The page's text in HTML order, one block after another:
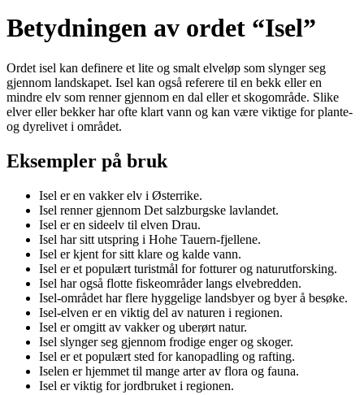
Betydningen av ordet “Isel”
Ordet isel kan definere et lite og smalt elveløp som slynger seg
gjennom landskapet. Isel kan også referere til en bekk eller en
mindre elv som renner gjennom en dal eller et skogområde. Slike
elver eller bekker har ofte klart vann og kan være viktige for plante-
og dyrelivet i området.
Eksempler på bruk
Isel er en vakker elv i Østerrike.
Isel renner gjennom Det salzburgske lavlandet.
Isel er en sideelv til elven Drau.
Isel har sitt utspring i Hohe Tauern-fjellene.
Isel er kjent for sitt klare og kalde vann.
Isel er et populært turistmål for fotturer og naturutforsking.
Isel har også flotte fiskeområder langs elvebredden.
Isel-området har flere hyggelige landsbyer og byer å besøke.
Isel-elven er en viktig del av naturen i regionen.
Isel er omgitt av vakker og uberørt natur.
Isel slynger seg gjennom frodige enger og skoger.
Isel er et populært sted for kanopadling og rafting.
Iselen er hjemmet til mange arter av flora og fauna.
Isel er viktig for jordbruket i regionen.